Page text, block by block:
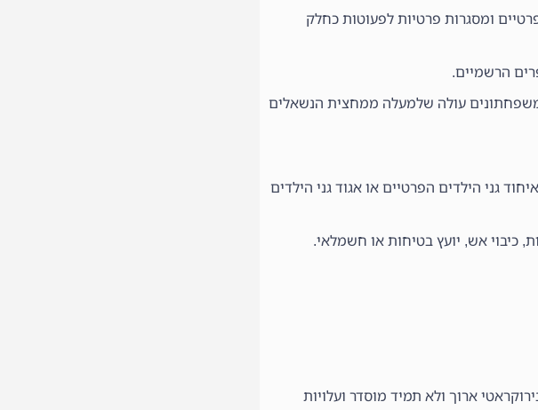
ומסגרות פרטיות לפעוטות כחלק
הרשמיים.
עולה שלמעלה ממחצית הנשאלים
איחוד גני הילדים הפרטיים או אגוד גני הילדים
ארוך ולא תמיד מוסדר ועלויות